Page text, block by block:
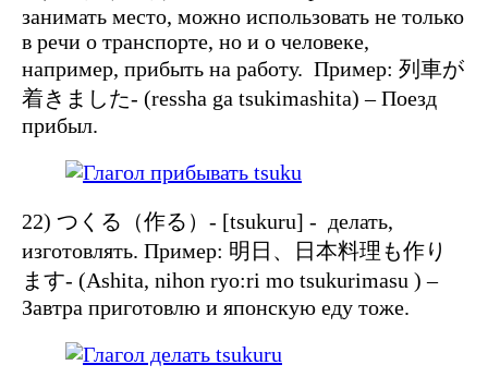
занимать место, можно использовать не только
в речи о транспорте, но и о человеке,
например, прибыть на работу. Пример: 列車が
着きました- (ressha ga tsukimashita) – Поезд
прибыл.
22) つくる（作る）- [tsukuru] - делать,
изготовлять. Пример: 明日、日本料理も作り
ます- (Ashita, nihon ryo:ri mo tsukurimasu ) –
Завтра приготовлю и японскую еду тоже.